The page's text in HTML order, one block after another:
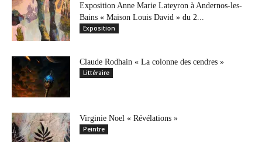
Exposition Anne Marie Lateyron à Andernos-les-
Bains « Maison Louis David » du 2...
Exposition
Claude Rodhain « La colonne des cendres »
Littéraire
Virginie Noel « Révélations »
Peintre